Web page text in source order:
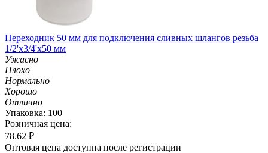
Переходник 50 мм для подключения сливных шлангов резьба
1/2'х3/4'х50 мм
Ужасно
Плохо
Нормально
Хорошо
Отлично
Упаковка: 100
Розничная цена:
78.62 ₽
Оптовая цена доступна после регистрации